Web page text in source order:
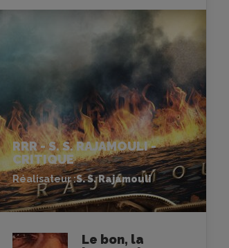
RRR - S. S. RAJAMOULI -
CRITIQUE
Réalisateur :S. S. Rajamouli
Le bon, la